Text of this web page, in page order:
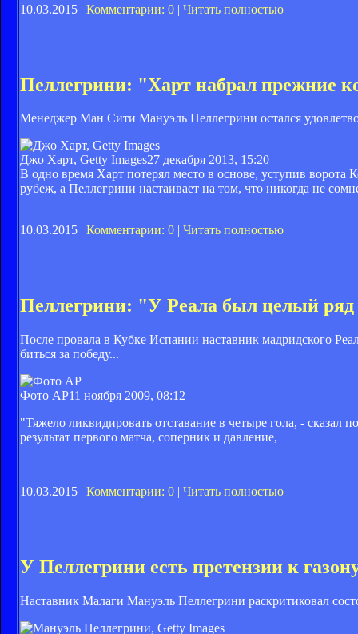
10.03.2015 | Комментарии: 0 | Читать полностью
Пеллегрини: "Харт набрал прежние
Менеджер Ман Сити Мануэль Пеллегрини остался
Джо Харт, Getty Images27 декабря 2013, 15:20
В одно время Харт потерял место в основе, уступив
рубеж, а Пеллегрини настаивает на том, что никогда не
10.03.2015 | Комментарии: 0 | Читать полностью
Пеллегрини: "У Реала был целый ряд
После провала в Кубке Испании наставник мадридского
биться за победу...
Фото AP11 ноября 2009, 08:12
"Тяжело ликвидировать отставание в четыре гола, -
результат первого матча, соперник и давление,
10.03.2015 | Комментарии: 0 | Читать полностью
У Пеллегрини есть претензии к
Наставник Малаги Мануэль Пеллегрини раскритиковал